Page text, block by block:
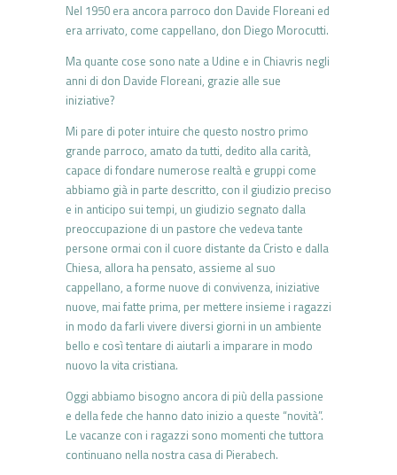
Nel 1950 era ancora parroco don Davide Floreani ed
era arrivato, come cappellano, don Diego Morocutti.
Ma quante cose sono nate a Udine e in Chiavris negli
anni di don Davide Floreani, grazie alle sue
iniziative?
Mi pare di poter intuire che questo nostro primo
grande parroco, amato da tutti, dedito alla carità,
capace di fondare numerose realtà e gruppi come
abbiamo già in parte descritto, con il giudizio preciso
e in anticipo sui tempi, un giudizio segnato dalla
preoccupazione di un pastore che vedeva tante
persone ormai con il cuore distante da Cristo e dalla
Chiesa, allora ha pensato, assieme al suo
cappellano, a forme nuove di convivenza, iniziative
nuove, mai fatte prima, per mettere insieme i ragazzi
in modo da farli vivere diversi giorni in un ambiente
bello e così tentare di aiutarli a imparare in modo
nuovo la vita cristiana.
Oggi abbiamo bisogno ancora di più della passione
e della fede che hanno dato inizio a queste “novità”.
Le vacanze con i ragazzi sono momenti che tuttora
continuano nella nostra casa di Pierabech.